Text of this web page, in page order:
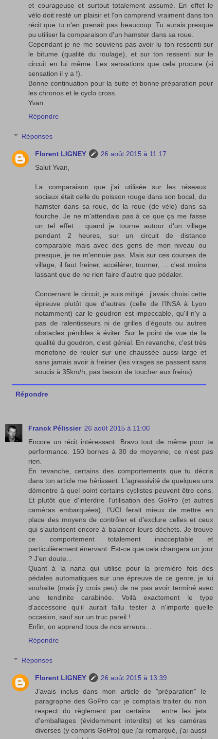
et courageuse et surtout totalement assumé. En effet le
vélo doit resté un plaisir et l'on comprend vraiment dans ton
récit que tu n'en prenait pas beaucoup. Tu aurais presque
pu utiliser la comparaison d'un hamster dans sa roue.
Cependant je ne me souviens pas avoir lu ton ressenti sur
le bitume (qualité du roulage), et sur ton ressenti sur le
circuit en lui même. Les sensations que cela procure (si
sensation il y a !).
Bonne continuation pour la suite et bonne préparation pour
les chronos et le cyclo cross.
Yvan
Répondre
Réponses
Florent LIGNEY
26 août 2015 à 11:17
Salut Yvan,
La comparaison que j'ai utilisée sur les réseaux
sociaux était celle du poisson rouge dans son bocal, du
hamster dans sa roue, de la roue (de vélo) dans sa
fourche. Je ne m'attendais pas à ce que ça me fasse
un tel effet : quand je tourne autour d'un village
pendant 2 heures, sur un circuit de distance
comparable mais avec des gens de mon niveau ou
presque, je ne m'ennuie pas. Mais sur ces courses de
village, il faut freiner, accélérer, tourner, ... c'est moins
lassant que de ne rien faire d'autre que pédaler.
Concernant le circuit, je suis mitigé : j'avais choisi cette
épreuve plutôt que d'autres (celle de l'INSA à Lyon
notamment) car le goudron est impeccable, qu'il n'y a
pas de ralentisseurs ni de grilles d'égouts ou autres
obstacles pénibles à éviter. Sur le point de vue de la
qualité du goudron, c'est génial. En revanche, c'est très
monotone de rouler sur une chaussée aussi large et
sans jamais avoir à freiner (les virages se passent sans
soucis à 35km/h, pas besoin de toucher aux freins).
Répondre
Franck Pélissier 26 août 2015 à 11:00
Encore un récit intéressant. Bravo tout de même pour ta
performance. 150 bornes à 30 de moyenne, ce n'est pas
rien.
En revanche, certains des comportements que tu décris
dans ton article me hérissent. L'agressivité de quelques uns
démontre à quel point certains cyclistes peuvent être cons.
Et plutôt que d'interdire l'utilisation des GoPro (et autres
caméras embarquées), l'UCI ferait mieux de mettre en
place des moyens de contrôler et d'exclure celles et ceux
qui s'autorisent encore à balancer leurs déchets. Je trouve
ce comportement totalement inacceptable et
particulièrement énervant. Est-ce que cela changera un jour
? J'en doute...
Quant à la nana qui utilise pour la première fois des
pédales automatiques sur une épreuve de ce genre, je lui
souhaite (mais j'y crois peu) de ne pas avoir terminé avec
une tendinite carabinée. Voilà exactement le type
d'accessoire qu'il aurait fallu tester à n'importe quelle
occasion, sauf sur un truc pareil !
Enfin, on apprend tous de nos erreurs...
Répondre
Réponses
Florent LIGNEY
26 août 2015 à 13:39
J'avais inclus dans mon article de "préparation" le
paragraphe des GoPro car je comptais traiter du non
respect du règlement par certains : entre les jets
d'emballages (évidemment interdits) et les caméras
diverses (y compris GoPro) que j'ai remarqué, j'ai aussi